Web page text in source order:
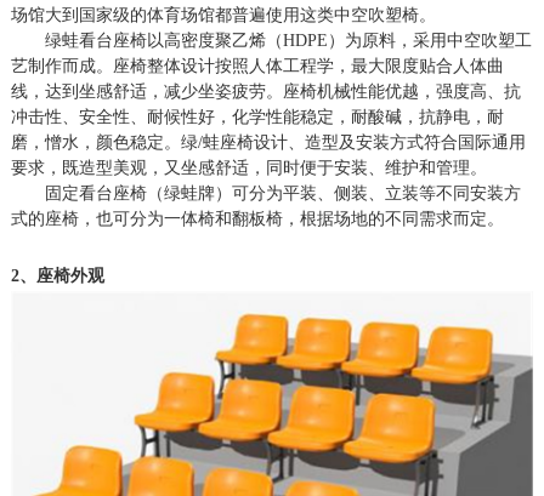
场馆大到国家级的体育场馆都普遍使用这类中空吹塑椅。
绿蛙看台座椅以高密度聚乙烯（HDPE）为原料，采用中空吹塑工
艺制作而成。座椅整体设计按照人体工程学，最大限度贴合人体曲
线，达到坐感舒适，减少坐姿疲劳。座椅机械性能优越，强度高、抗
冲击性、安全性、耐候性好，化学性能稳定，耐酸碱，抗静电，耐
磨，憎水，颜色稳定。绿/蛙座椅设计、造型及安装方式符合国际通用
要求，既造型美观，又坐感舒适，同时便于安装、维护和管理。
固定看台座椅（绿蛙牌）可分为平装、侧装、立装等不同安装方
式的座椅，也可分为一体椅和翻板椅，根据场地的不同需求而定。
2、座椅外观